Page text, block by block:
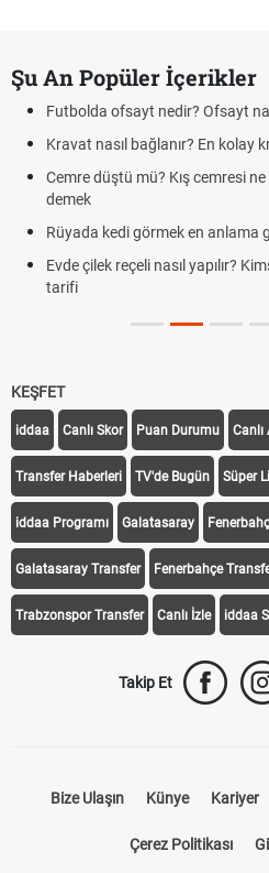
Şu An Popüler İçerikler
Futbolda ofsayt nedir? Ofsayt
Kravat nasıl bağlanır? En kolay
Cemre düştü mü? Kış cemresi
demek
Rüyada kedi görmek en anlama
Evde çilek reçeli nasıl yapılır?
tarifi
KEŞFET
iddaa Canlı Skor Puan Durumu Canlı
Transfer Haberleri TV'de Bugün Süper
iddaa Programı Galatasaray
Galatasaray Transfer Fenerbahçe
Trabzonspor Transfer Canlı İzle iddaa
Takip Et
Bize Ulaşın Künye Kariyer
Çerez Politikası